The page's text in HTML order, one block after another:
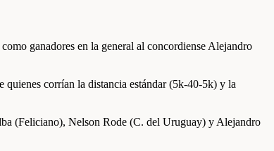
ganadores en la general al concordiense Alejandro
quienes corrían la distancia estándar (5k-40-5k) y la
(Feliciano), Nelson Rode (C. del Uruguay) y Alejandro